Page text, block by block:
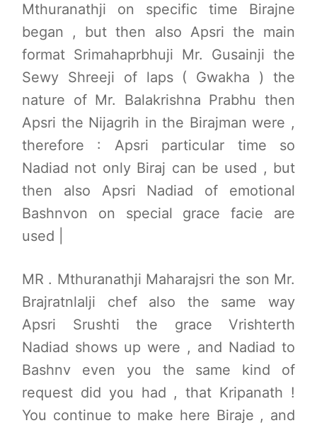
Mthuranathji on specific time Birajne
began , but then also Apsri the main
format Srimahaprbhuji Mr. Gusainji the
Sewy Shreeji of laps ( Gwakha ) the
nature of Mr. Balakrishna Prabhu then
Apsri the Nijagrih in the Birajman were ,
therefore : Apsri particular time so
Nadiad not only Biraj can be used , but
then also Apsri Nadiad of emotional
Bashnvon on special grace facie are
used |
MR . Mthuranathji Maharajsri the son Mr.
Brajratnlalji chef also the same way
Apsri Srushti the grace Vrishterth
Nadiad shows up were , and Nadiad to
Bashnv even you the same kind of
request did you had , that Kripanath !
You continue to make here Biraje , and